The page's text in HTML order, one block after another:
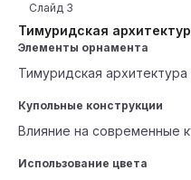
Тимуридская
Слайд 3
Элементы орнамента
Тимуридская
Купольные конструкции
Влияние на современные
Использование цвета